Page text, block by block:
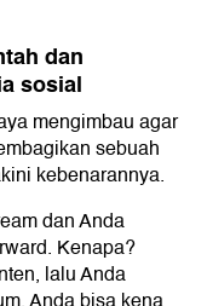
dan
sosial
mengimbau agar
sebuah
kebenarannya.
dan Anda
Kenapa?
lalu Anda